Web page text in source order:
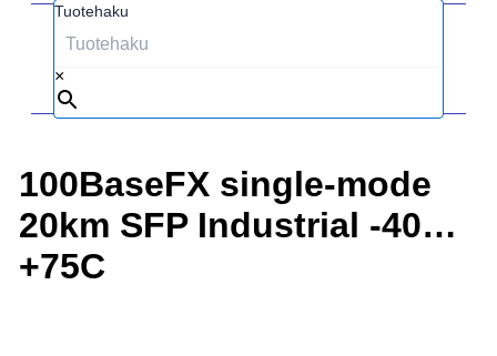
Tuotehaku
×
100BaseFX single-mode
20km SFP Industrial -40…
+75C